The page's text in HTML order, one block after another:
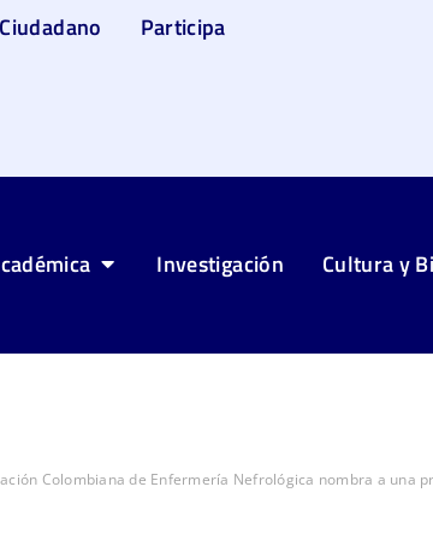
Participa
Investigación Cultura y
Colombiana de Enfermería Nefrológica nombra a una